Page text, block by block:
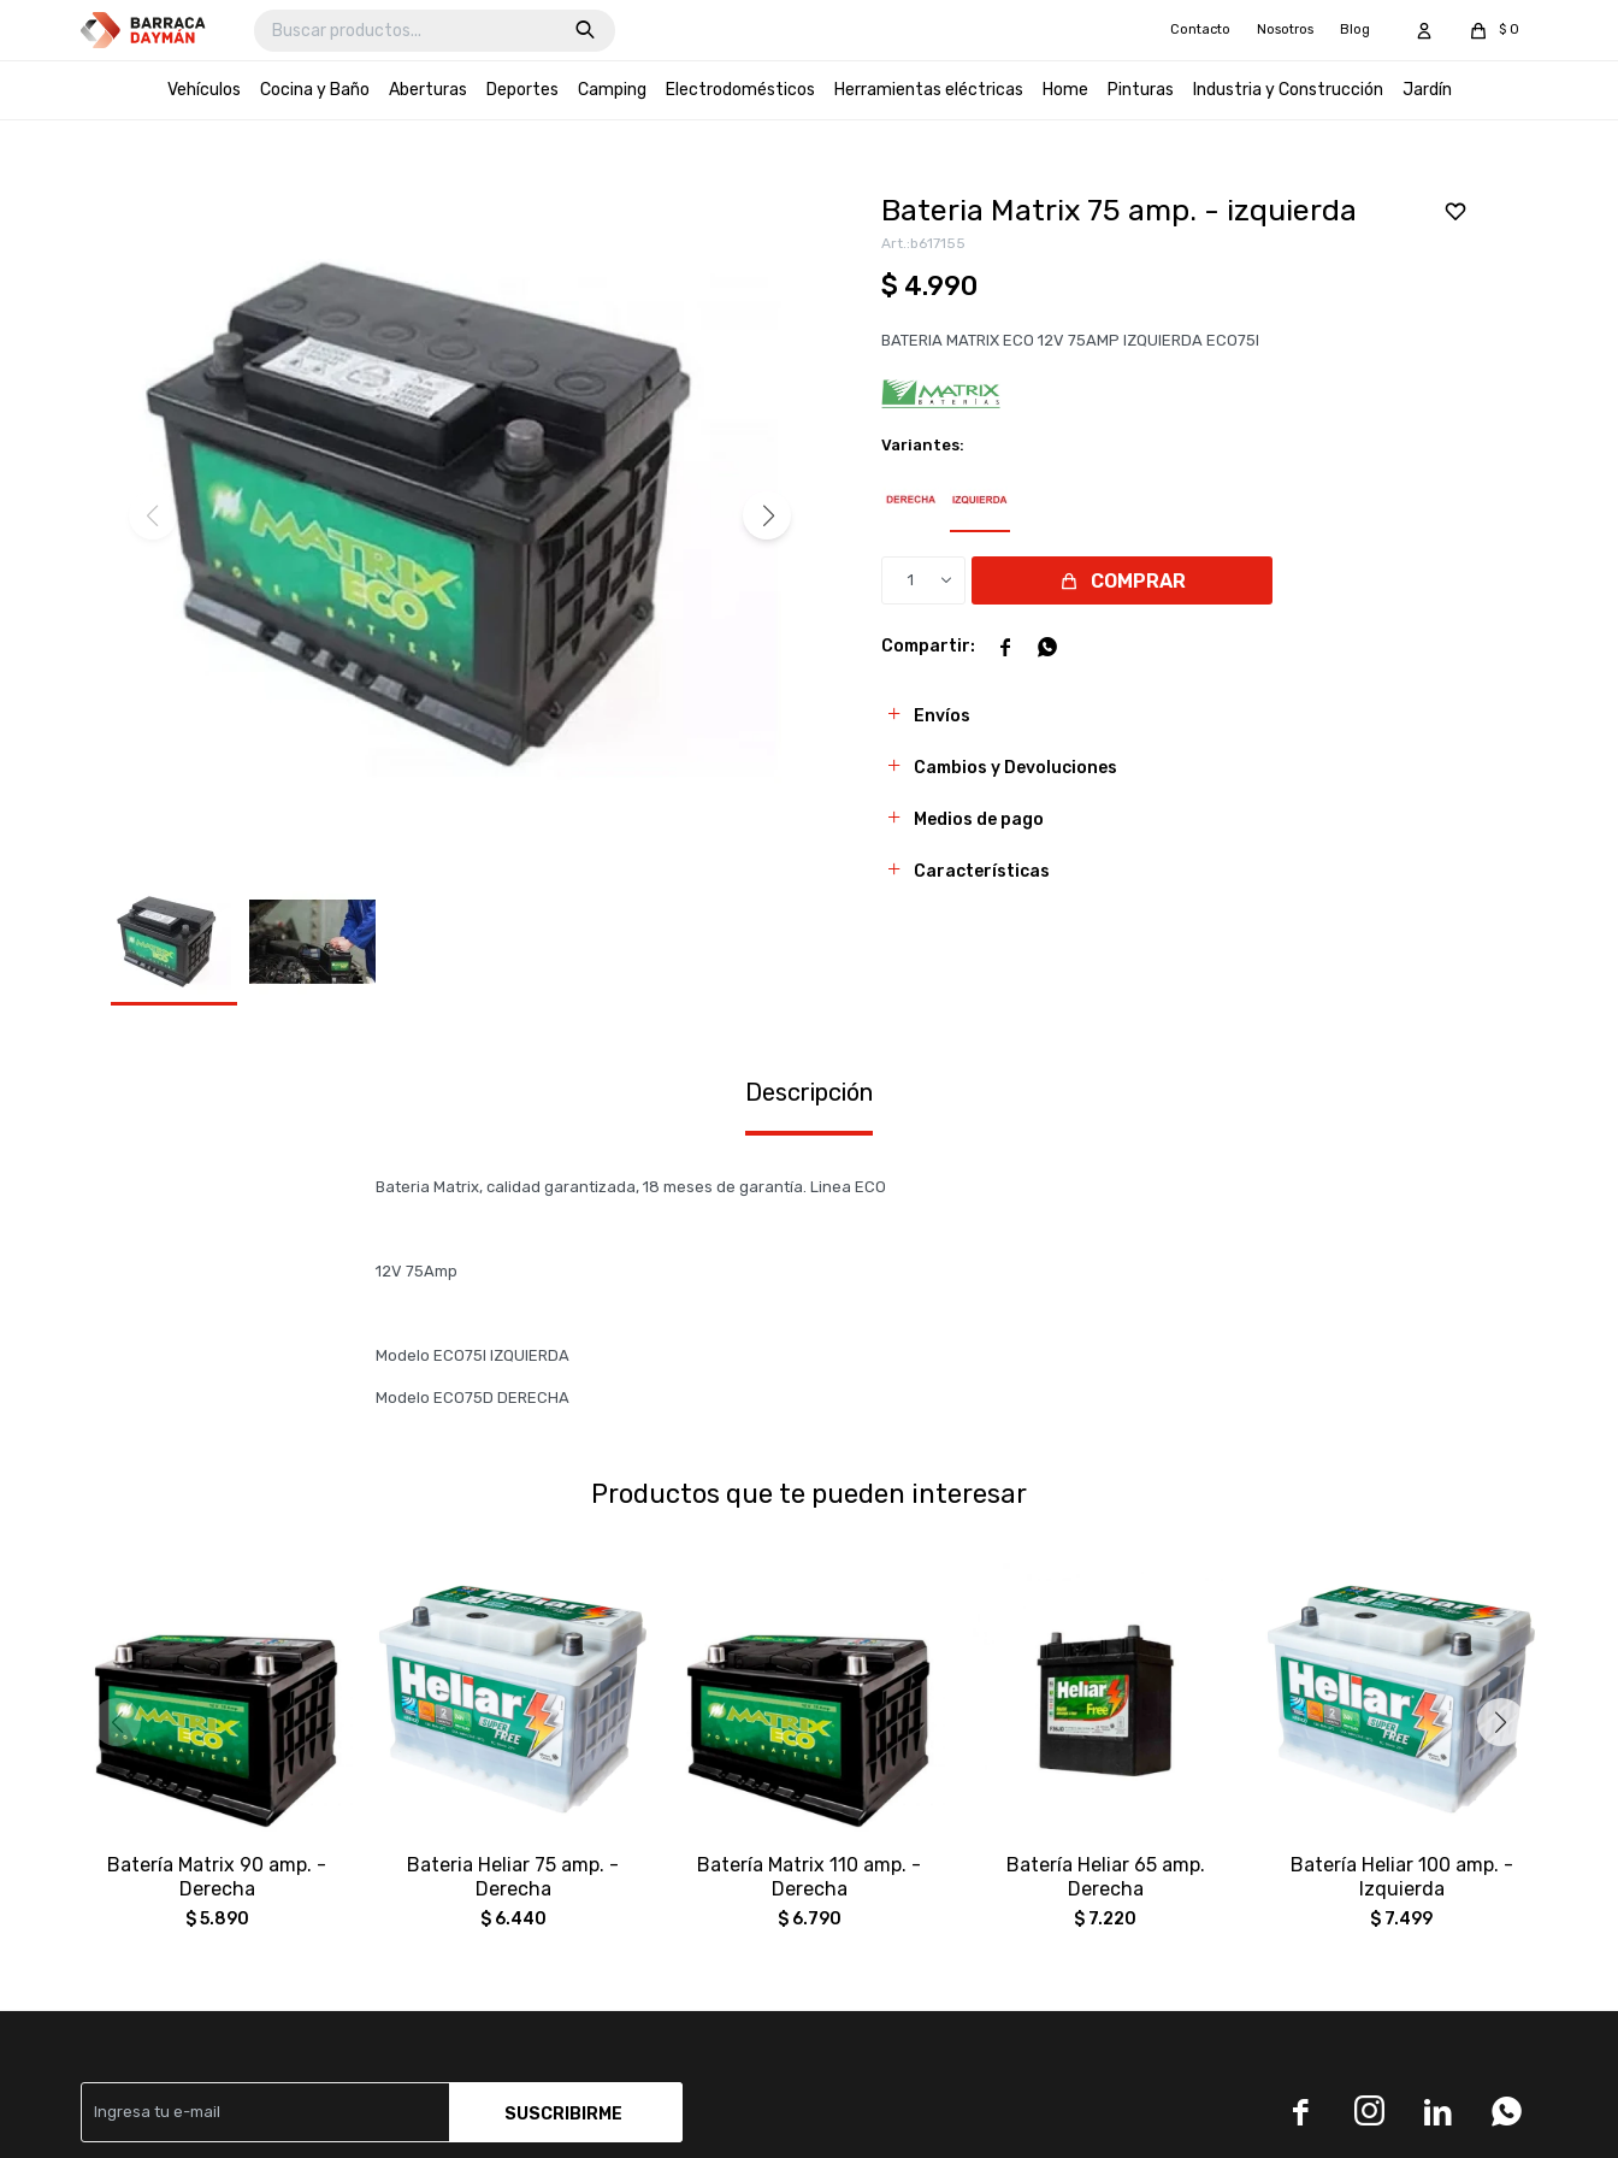
Vehículos Cocina y Baño Aberturas Deportes Camping Electrodomésticos Herramientas eléctricas Home Pinturas Industria y Construcción Jardín
$ 0
Contacto Nosotros Blog
Bateria Matrix 75 amp. - izquierda
b617155
$ 4.990
BATERIA MATRIX ECO 12V 75AMP IZQUIERDA ECO75I
Variantes:
1 COMPRAR
 
Envíos
Cambios y Devoluciones
Medios de pago
Características
Descripción
Bateria Matrix, calidad garantizada, 18 meses de garantía. Linea ECO
12V 75Amp
Modelo ECO75I IZQUIERDA
Modelo ECO75D DERECHA
Productos que te pueden interesar
Batería Matrix 90 amp. -
Derecha
$5.890
Bateria Heliar 75 amp. -
Derecha
$ 6.440
Batería Matrix 110 amp. -
Derecha
$ 6.790
Batería Heliar 65 amp.
Derecha
$ 7.220
Batería Heliar 100 amp. -
Izquierda
$ 7.499
SUSCRIBIRME    